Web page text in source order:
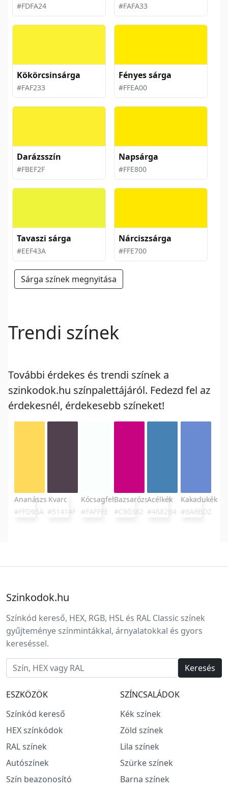
#FDFA24 #FAFA33
Kökörcsinsárga
#FAF233
Fényes sárga
#FFEA00
Darázsszín
#FBEF2F
Napsárga
#FFE800
Tavaszi sárga
#EEF43A
Nárciszsárga
#FFE700
Sárga színek megnyitása
Trendi színek
További érdekes és trendi színek a
szinkodok.hu színpalettájáról. Fedezd fel az
érdekesnél, érdekesebb színeket!
Ananászsárga
#FFD95A
Kvarc
#51414F
Kócsagfehér
#FAFFFE
Bazsarózsavörös
#C80382
Acélkék
#4682B4
Kakadukék
#6A8BD2
Szinkodok.hu
Színkód kereső, HEX, RGB, HSL és RAL Classic színek
gyűjteménye színmintákkal, árnyalatokkal és gyors
kereséssel.
Keresés
ESZKÖZÖK
Színkód kereső
HEX színkódok
RAL színek
Autószínek
Szín beazonosító
SZÍNCSALÁDOK
Kék színek
Zöld színek
Lila színek
Szürke színek
Barna színek